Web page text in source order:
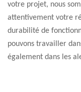
votre projet, nous
attentivement votre
durabilité de
pouvons travailler
également dans les